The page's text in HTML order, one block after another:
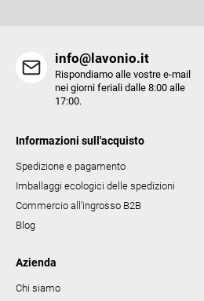
c
info@lavonio.it
Rispondiamo alle vostre e-mail
nei giorni feriali dalle 8:00 alle
17:00.
Informazioni sull'acquisto
Spedizione e pagamento
Imballaggi ecologici delle spedizioni
Commercio all'ingrosso B2B
Blog
Azienda
Chi siamo